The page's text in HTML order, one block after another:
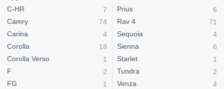
C-HR
7
Camry
74
Carina
4
Corolla
18
Corolla Verso
1
F
2
FG
1
Prius
6
Rav 4
71
Sequoia
4
Sienna
6
Starlet
1
Tundra
2
Venza
4